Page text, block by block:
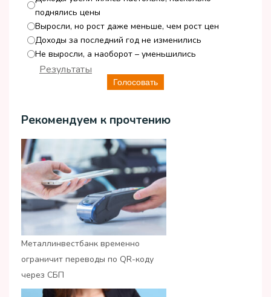
поднялись цены
Выросли, но рост даже меньше, чем рост цен
Доходы за последний год не изменились
Не выросли, а наоборот – уменьшились
Голосовать
Результаты
Рекомендуем к прочтению
Металлинвестбанк временно
ограничит переводы по QR-коду
через СБП